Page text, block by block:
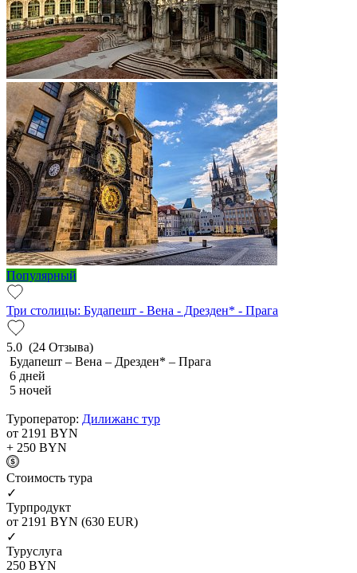
Популярный
Три столицы: Будапешт - Вена - Дрезден* - Прага
5.0 (24 Отзыва)
Будапешт – Вена – Дрезден* – Прага
6 дней
5 ночей
Туроператор: Дилижанс тур
от 2191 BYN
+ 250 BYN
Cтоимость тура
✓
Турпродукт
от 2191 BYN (630 EUR)
✓
Туруслуга
250 BYN